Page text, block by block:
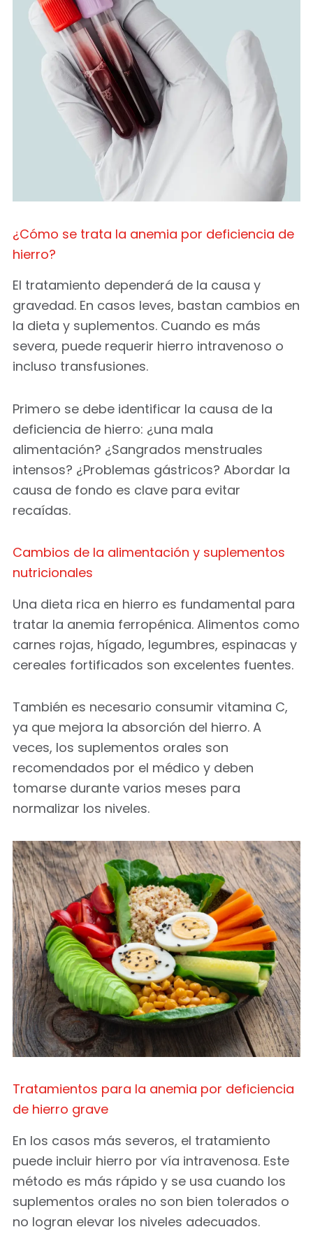
¿Cómo se trata la anemia por deficiencia de
hierro?
El tratamiento dependerá de la causa y
gravedad. En casos leves, bastan cambios en
la dieta y suplementos. Cuando es más
severa, puede requerir hierro intravenoso o
incluso transfusiones.
Primero se debe identificar la causa de la
deficiencia de hierro: ¿una mala
alimentación? ¿Sangrados menstruales
intensos? ¿Problemas gástricos? Abordar la
causa de fondo es clave para evitar
recaídas.
Cambios de la alimentación y suplementos
nutricionales
Una dieta rica en hierro es fundamental para
tratar la anemia ferropénica. Alimentos como
carnes rojas, hígado, legumbres, espinacas y
cereales fortificados son excelentes fuentes.
También es necesario consumir vitamina C,
ya que mejora la absorción del hierro. A
veces, los suplementos orales son
recomendados por el médico y deben
tomarse durante varios meses para
normalizar los niveles.
Tratamientos para la anemia por deficiencia
de hierro grave
En los casos más severos, el tratamiento
puede incluir hierro por vía intravenosa. Este
método es más rápido y se usa cuando los
suplementos orales no son bien tolerados o
no logran elevar los niveles adecuados.